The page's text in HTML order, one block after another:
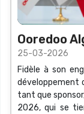
Ooredoo
Africa Tech
25-03-2026
Fidèle à son
développement
tant que
2026, qui se